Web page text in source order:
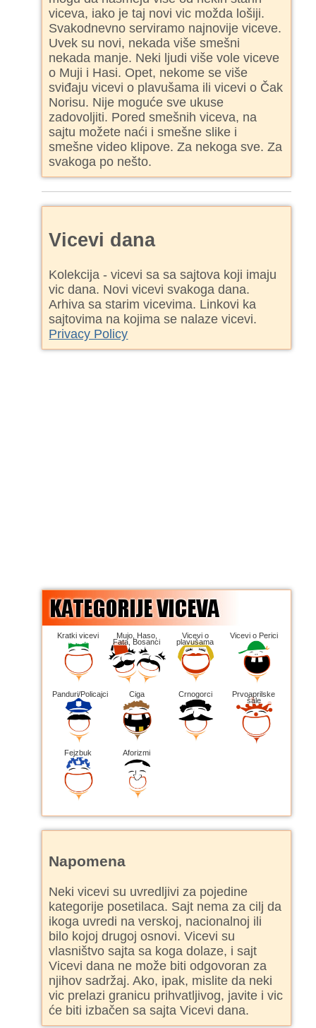
viceva, iako je taj novi vic možda lošiji.
Svakodnevno serviramo najnovije viceve.
Uvek su novi, nekada više smešni
nekada manje. Neki ljudi više vole viceve
o Muji i Hasi. Opet, nekome se više
sviđaju vicevi o plavušama ili vicevi o Čak
Norisu. Nije moguće sve ukuse
zadovoljiti. Pored smešnih viceva, na
sajtu možete naći i smešne slike i
smešne video klipove. Za nekoga sve. Za
svakoga po nešto.
Vicevi dana
Kolekcija - vicevi sa sa sajtova koji imaju
vic dana. Novi vicevi svakoga dana.
Arhiva sa starim vicevima. Linkovi ka
sajtovima na kojima se nalaze vicevi.
Privacy Policy
Kratki vicevi Mujo, Haso,
Fata, Bosanci
Vicevi o
plavušama
Vicevi o Perici
Panduri/Policajci Ciga Crnogorci Prvoaprilske
šale
Fejzbuk Aforizmi
Napomena
Neki vicevi su uvredljivi za pojedine
kategorije posetilaca. Sajt nema za cilj da
ikoga uvredi na verskoj, nacionalnoj ili
bilo kojoj drugoj osnovi. Vicevi su
vlasništvo sajta sa koga dolaze, i sajt
Vicevi dana ne može biti odgovoran za
njihov sadržaj. Ako, ipak, mislite da neki
vic prelazi granicu prihvatljivog, javite i vic
će biti izbačen sa sajta Vicevi dana.